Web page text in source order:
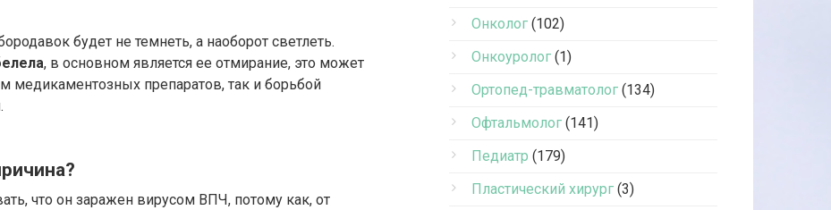
будет не темнеть, а наоборот светлеть.
, в основном является ее отмирание, это может
медикаментозных препаратов, так и борьбой
что он заражен вирусом ВПЧ, потому как, от
Онколог (102)
Онкоуролог (1)
Ортопед-травматолог (134)
Офтальмолог (141)
Педиатр (179)
Пластический хирург (3)